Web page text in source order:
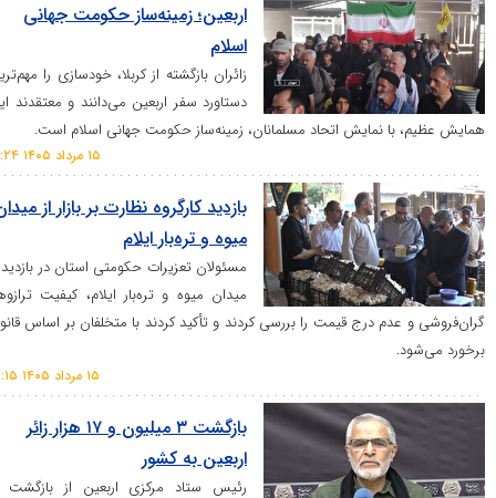
اربعین؛ زمینه‌ساز حکومت جهانی
اسلام
زائران بازگشته از کربلا، خودسازی را مهم‌ترین
دستاورد سفر اربعین می‌دانند و معتقدند این
با نمایش اتحاد مسلمانان، زمینه‌ساز حکومت جهانی اسلام است.
بازدید کارگروه نظارت بر بازار از میدان
میوه و تره‌بار ایلام
مسئولان تعزیرات حکومتی استان در بازدید از
میدان میوه و تره‌بار ایلام، کیفیت ترازوها،
و عدم درج قیمت را بررسی کردند و تأکید کردند با متخلفان بر اساس قانون
بازگشت ۳ میلیون و ۱۷ هزار زائر
اربعین به کشور